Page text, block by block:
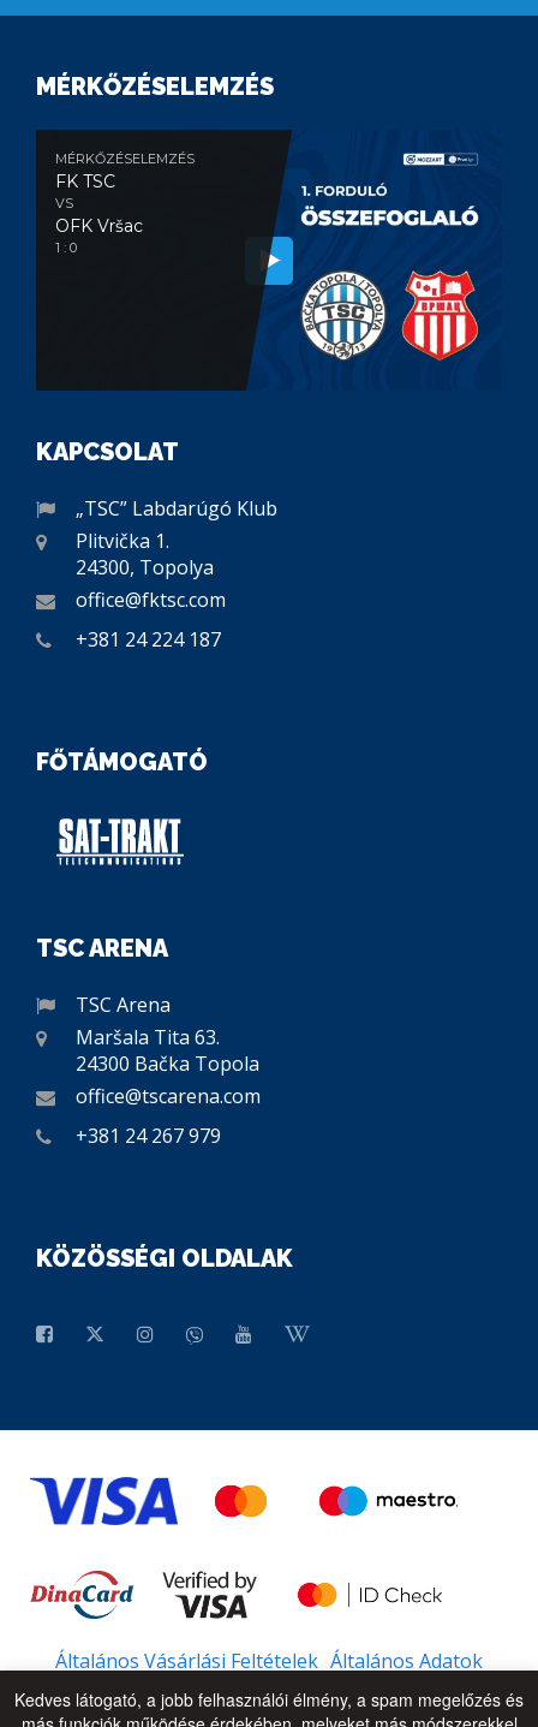
MÉRKŐZÉSELEMZÉS
MÉRKŐZÉSELEMZÉS
FK TSC
VS
OFK Vršac
1 : 0
KAPCSOLAT
„TSC” Labdarúgó Klub
Plitvička 1.
24300, Topolya
office@fktsc.com
+381 24 224 187
FŐTÁMOGATÓ
TSC ARENA
TSC Arena
Maršala Tita 63.
24300 Bačka Topola
office@tscarena.com
+381 24 267 979
KÖZÖSSÉGI OLDALAK
Általános Vásárlási Feltételek Általános Adatok
Kedves látogató, a jobb felhasználói élmény, a spam megelőzés és